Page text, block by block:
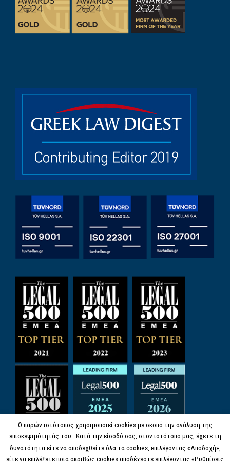
Ο παρών ιστότοπος χρησιμοποιεί cookies με σκοπό την ανάλυση της
επισκεψιμότητάς του . Κατά την είσοδό σας, στον ιστότοπο μας, έχετε τη
δυνατότητα είτε να αποδεχθείτε όλα τα cookies, επιλέγοντας «Αποδοχή»,
είτε να επιλέξετε ποια ακριβώς cookies αποδέχεστε επιλέγοντας «Ρυθμίσεις